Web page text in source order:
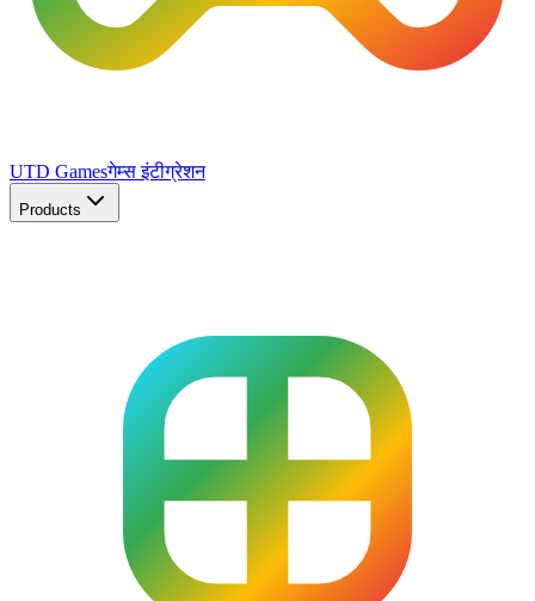
UTD Gamesगेम्स इंटीग्रेशन
Products